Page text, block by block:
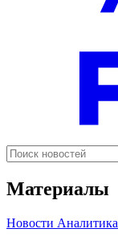
Материалы
Новости Аналитика